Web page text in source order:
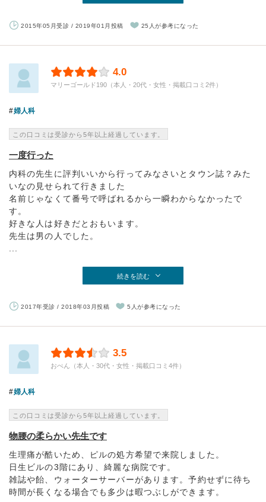
2015年05月受診 / 2019年01月投稿 25人が参考になった
4.0
マリーゴールド190（本人・20代・女性・掲載口コミ2件）
婦人科
この口コミは受診から5年以上経過しています。
一度行った
内科の先生に評判いいから行ってみなさいとタウン誌？みた
いなの見せられて行きました
名前じゃなくて番号で呼ばれるから一瞬わからなかったで
す。
好きな人は好きだとおもいます。
先生は男の人でした。
続きを読む
2017年受診 / 2018年03月投稿 5人が参考になった
3.5
おぺん（本人・30代・女性・掲載口コミ4件）
婦人科
この口コミは受診から5年以上経過しています。
物腰の柔らかい先生です
生理痛が酷いため、ピルの処方希望で来院しました。
日生ビルの3階にあり、綺麗な病院です。
雑誌や飴、ウォーターサーバーがあります。予約せずに待ち
時間が長くなる場合でも多少は暇つぶしができます。